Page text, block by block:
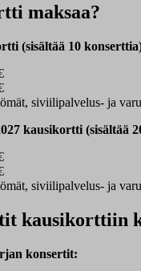
maksaa?
(sisältää 10
siviilipalvelus- ja
kausikortti (sisältää
siviilipalvelus- ja
kausikorttiin
konsertit: